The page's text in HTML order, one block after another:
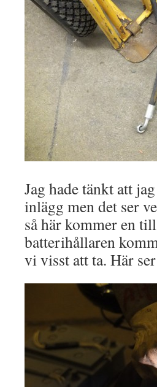
Jag hade tänkt att
inlägg men det ser
så här kommer en
batterihållaren
vi visst att ta. Här